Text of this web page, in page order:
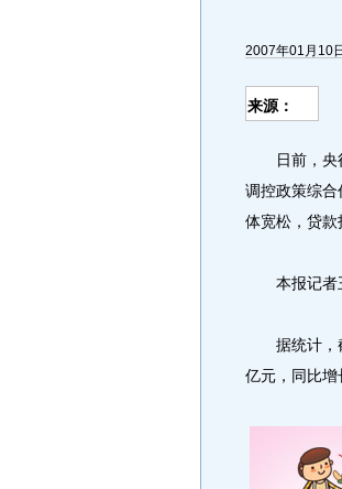
2007年01月10
来源：
日前，央行
调控政策综
体宽松，贷款
本报记者
据统计，截
亿元，同比增